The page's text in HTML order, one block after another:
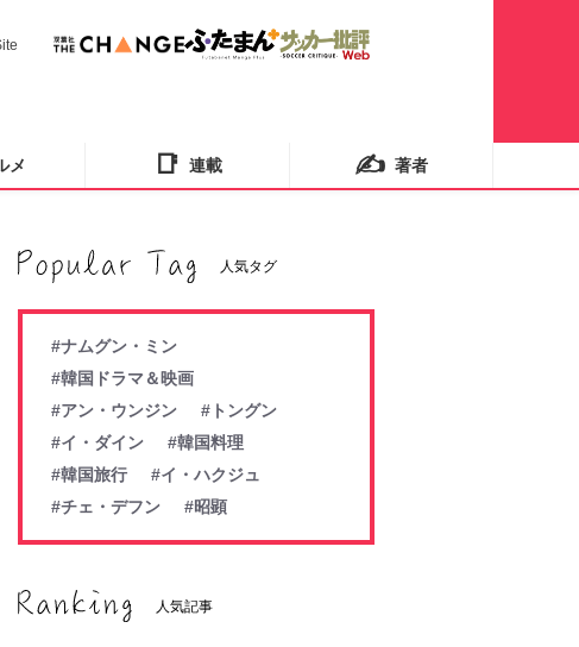
メ 📑 連載 ✍️ 著者
人気タグ
#ナムグン・ミン
#韓国ドラマ＆映画
#アン・ウンジン
#トングン
#イ・ダイン
#韓国料理
#韓国旅行
#イ・ハクジュ
#チェ・デフン
#昭顕
人気記事